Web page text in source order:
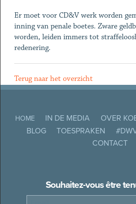
Er moet voor CD&V werk worden
inning van penale boetes. Zware
worden, leiden immers tot
redenering.
Terug naar het overzicht
HOME IN DE MEDIA OVER
BLOG
TOESPRAKEN
CONTACT
Souhaitez-vous être